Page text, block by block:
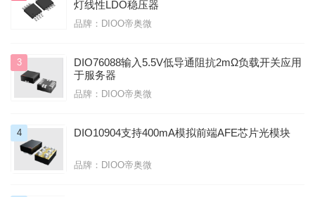
灯线性LDO稳压器
品牌：DIOO帝奥微
3
DIO76088输入5.5V低导通阻抗2mΩ负载开关应用
于服务器
品牌：DIOO帝奥微
4 DIO10904支持400mA模拟前端AFE芯片光模块
品牌：DIOO帝奥微